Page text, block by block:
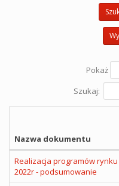
Pokaż
Szukaj:
Nazwa dokumentu
Realizacja programów
2022r - podsumowanie